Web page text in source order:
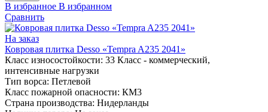
В избранное В избранном
Сравнить
На заказ
Ковровая плитка Desso «Tempra A235 2041»
Класс износостойкости: 33 Класс - коммерческий,
интенсивные нагрузки
Тип ворса: Петлевой
Класс пожарной опасности: КМ3
Страна производства: Нидерланды